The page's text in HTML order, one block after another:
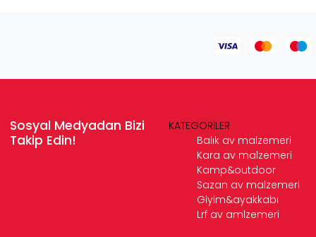
Sosyal Medyadan Bizi
Takip Edin!
KATEGORİLER
Balık av malzemeri
Kara av malzemeri
Kamp&outdoor
Sazan av malzemeri
Giyim&ayakkabı
Lrf av amlzemeri